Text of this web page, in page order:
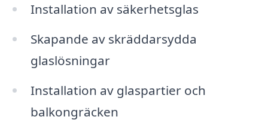
Installation av säkerhetsglas
Skapande av skräddarsydda
glaslösningar
Installation av glaspartier och
balkongräcken